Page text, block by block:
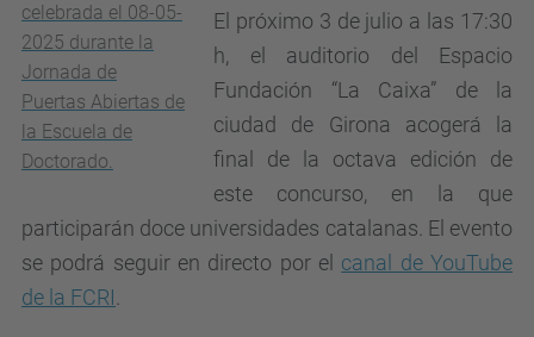
celebrada el 08-05-
2025 durante la
Jornada de
Puertas Abiertas de
la Escuela de
Doctorado.
El próximo 3 de julio a las 17:30
h, el auditorio del Espacio
Fundación “La Caixa” de la
ciudad de Girona acogerá la
final de la octava edición de
este concurso, en la que
participarán doce universidades catalanas. El evento
se podrá seguir en directo por el canal de YouTube
de la FCRI